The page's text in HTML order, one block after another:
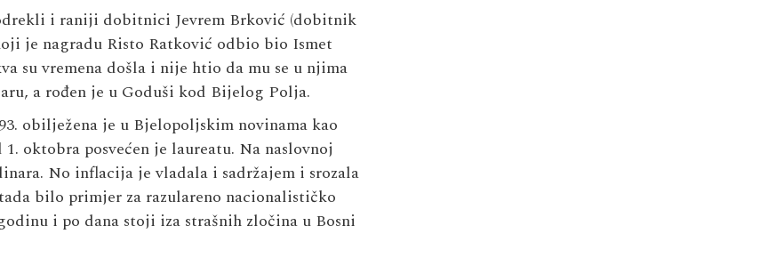
i raniji dobitnici Jevrem Brković (dobitnik
je nagradu Risto Ratković odbio bio Ismet
su vremena došla i nije htio da mu se u njima
a rođen je u Goduši kod Bijelog Polja.
obilježena je u Bjelopoljskim novinama kao
oktobra posvećen je laureatu. Na naslovnoj
No inflacija je vladala i sadržajem i srozala
bilo primjer za razulareno nacionalističko
i po dana stoji iza strašnih zločina u Bosni